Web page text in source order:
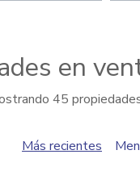
en
45
Más recientes